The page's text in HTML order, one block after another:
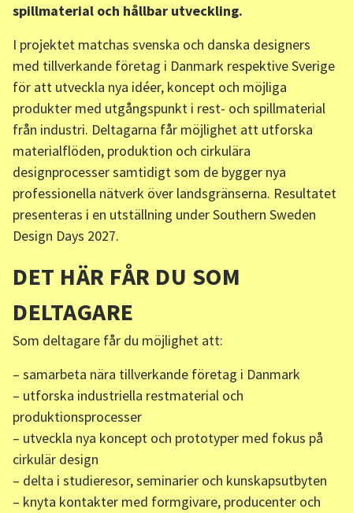
spillmaterial och hållbar utveckling.
I projektet matchas svenska och danska designers
med tillverkande företag i Danmark respektive Sverige
för att utveckla nya idéer, koncept och möjliga
produkter med utgångspunkt i rest- och spillmaterial
från industri. Deltagarna får möjlighet att utforska
materialflöden, produktion och cirkulära
designprocesser samtidigt som de bygger nya
professionella nätverk över landsgränserna. Resultatet
presenteras i en utställning under Southern Sweden
Design Days 2027.
DET HÄR FÅR DU SOM
DELTAGARE
Som deltagare får du möjlighet att:
– samarbeta nära tillverkande företag i Danmark
– utforska industriella restmaterial och
produktionsprocesser
– utveckla nya koncept och prototyper med fokus på
cirkulär design
– delta i studieresor, seminarier och kunskapsutbyten
– knyta kontakter med formgivare, producenter och